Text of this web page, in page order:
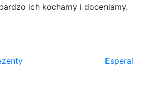
ich kochamy i doceniamy.
Esperal